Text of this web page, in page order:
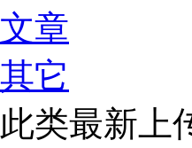
文章
其它
此类最新上